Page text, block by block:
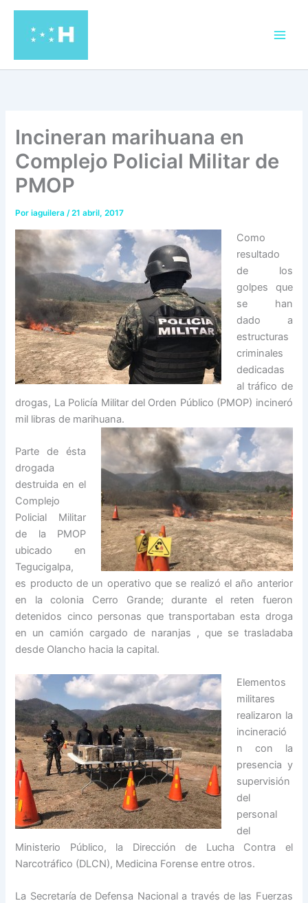
contenido
Incineran marihuana en
Complejo Policial Militar de
PMOP
Poriaguilera/21 abril, 2017
Como
resultado
de los
golpes que
se han
dado a
estructuras
criminales
dedicadas
al tráfico de
drogas, La Policía Militar del Orden Público (PMOP) incineró
mil libras de marihuana.
Parte de ésta
drogada
destruida en el
Complejo
Policial Militar
de la PMOP
ubicado en
Tegucigalpa,
es producto de un operativo que se realizó el año anterior
en la colonia Cerro Grande; durante el reten fueron
detenidos cinco personas que transportaban esta droga
en un camión cargado de naranjas , que se trasladaba
desde Olancho hacia la capital.
Elementos
militares
realizaron la
incineració
n con la
presencia y
supervisión
del
personal
del
Ministerio Público, la Dirección de Lucha Contra el
Narcotráfico (DLCN), Medicina Forense entre otros.
La Secretaría de Defensa Nacional a través de las Fuerzas